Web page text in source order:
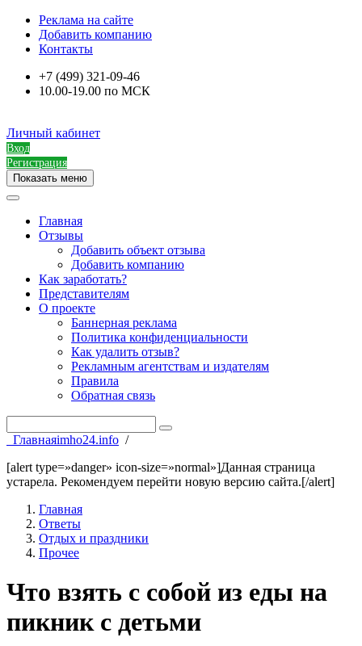
Реклама на сайте
Добавить компанию
Контакты
+7 (499) 321-09-46
10.00-19.00 по МСК
Личный кабинет
Вход
Регистрация
Показать меню
Главная
Отзывы
Добавить объект отзыва
Добавить компанию
Как заработать?
Представителям
О проекте
Баннерная реклама
Политика конфиденциальности
Как удалить отзыв?
Рекламным агентствам и издателям
Правила
Обратная связь
Главнаяimho24.info /
[alert type=»danger» icon-size=»normal»]Данная страница
устарела. Рекомендуем перейти новую версию сайта.[/alert]
Главная
Ответы
Отдых и праздники
Прочее
Что взять с собой из еды на
пикник с детьми